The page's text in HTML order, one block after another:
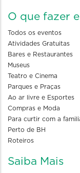
O que fazer
Todos os eventos
Atividades Gratuitas
Bares e Restaurantes
Museus
Teatro e Cinema
Parques e Praças
Ao ar livre e Esportes
Compras e Moda
Para curtir com a
Perto de BH
Roteiros
Saiba Mais